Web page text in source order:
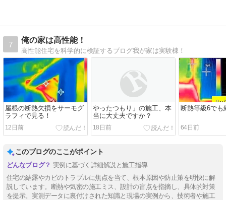
7
俺の家は高性能！
高性能住宅を科学的に検証するブログ我が家は実験棟！
屋根の断熱欠損をサーモグ
ラフィで見る！
12日前
やったつもり」の施工、本
当に大丈夫ですか？
18日前
断熱等級6でも
64日前
このブログのここがポイント
実例に基づく詳細解説と施工指導
住宅の結露やカビのトラブルに焦点を当て、根本原因や防止策を明快に解
説しています。断熱や気密の施工ミス、設計の盲点を指摘し、具体的対策
を提示。実測データに裏付けされた知識と現場の実例から、技術者や施工